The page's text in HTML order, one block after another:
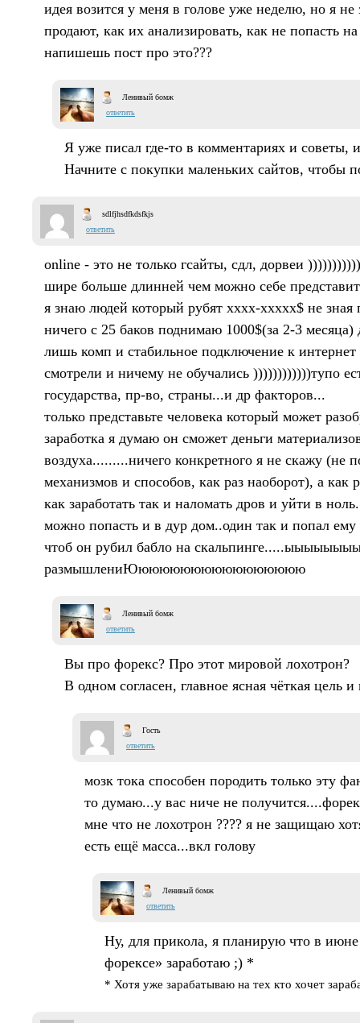
идея возится у меня в голове уже неделю, но я не
продают, как их анализировать, как не попасть
напишешь пост про это???
Ленивый бомж
ответить
Я уже писал где-то в комментариях и советы,
Начните с покупки маленьких сайтов, чтобы
sdlfjhsdfkdsfkjs
ответить
online - это не только гсайты, сдл, дорвеи
шире больше длинней чем можно себе
я знаю людей который рубят хххх-ххххх$ не
ничего с 25 баков поднимаю 1000$(за 2-3 месяца)
лишь комп и стабильное подключение к
смотрели и ничему не обучались ))))))))))))тупо
государства, пр-во, страны...и др факторов...
только представьте человека который может
заработка я думаю он сможет деньги
воздуха.........ничего конкретного я не скажу (не
механизмов и способов, как раз наоборот), а как
как заработать так и наломать дров и уйти в
можно попасть и в дур дом..один так и попал
чтоб он рубил бабло на
размышлениЮюююююююююююююююю
Ленивый бомж
ответить
Вы про форекс? Про этот мировой лохотрон?
В одном согласен, главное ясная чёткая цель и
Гость
ответить
мозк тока способен породить только эту
то думаю...у вас ниче не
мне что не лохотрон ???? я не защищаю
есть ещё масса...вкл голову
Ленивый бомж
ответить
Ну, для прикола, я планирую что в
форексе» заработаю ;) *
* Хотя уже зарабатываю на тех кто хочет